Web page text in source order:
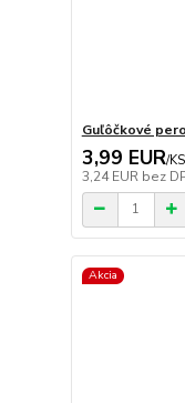
Guľôčkové
3,99 EUR/KS
3,24 EUR bez
Akcia